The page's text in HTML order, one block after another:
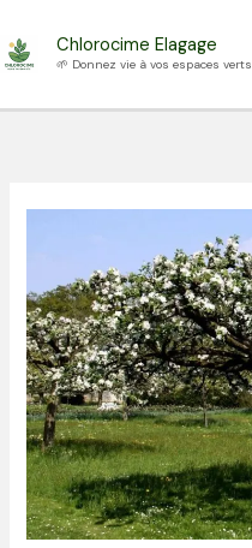
au
Chlorocime Elagage
🌱 Donnez vie à vos espaces verts